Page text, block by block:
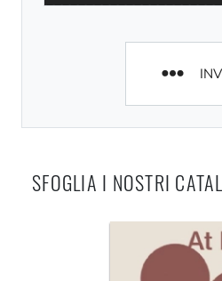
SFOGLIA I NOSTRI